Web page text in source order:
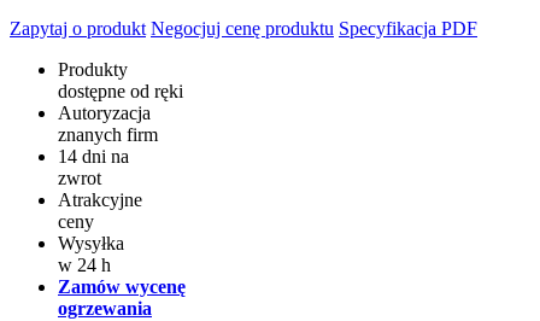
Zapytaj o produkt Negocjuj cenę produktu Specyfikacja PDF
Produkty
dostępne od ręki
Autoryzacja
znanych firm
14 dni na
zwrot
Atrakcyjne
ceny
Wysyłka
w 24 h
Zamów wycenę
ogrzewania